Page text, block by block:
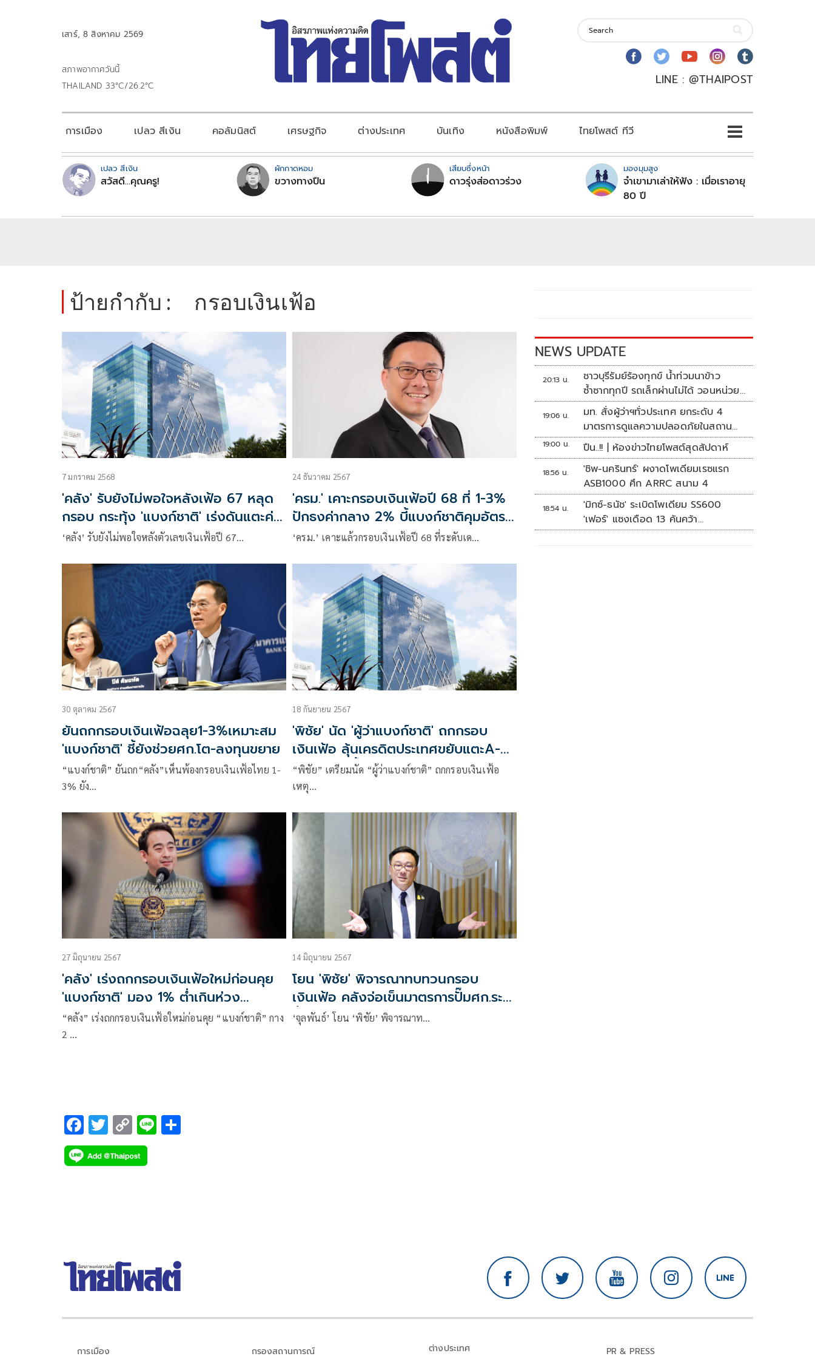
เสาร์, 8 สิงหาคม 2569
สภาพอากาศวันนี้
THAILAND 33°C/26.2°C
LINE : @THAIPOST
การเมือง เปลว สีเงิน คอลัมนิสต์ เศรษฐกิจ ต่างประเทศ บันเทิง หนังสือพิมพ์ ไทยโพสต์ ทีวี
เปลว สีเงิน
สวัสดี...คุณครู!
ผักกาดหอม
ขวางทางปืน
เสียบซึ่งหน้า
ดาวรุ่งส่อดาวร่วง
มองมุมสูง
จำเขามาเล่าให้ฟัง : เมื่อเราอายุ
80 ปี
ป้ายกำกับ : กรอบเงินเฟ้อ
7 มกราคม 2568
'คลัง' รับยังไม่พอใจหลังเฟ้อ 67 หลุด
กรอบ กระทุ้ง 'แบงก์ชาติ' เร่งดันแตะค่า
กลาง 2%
‘คลัง’ รับยังไม่พอใจหลังตัวเลขเงินเฟ้อปี 67…
24 ธันวาคม 2567
'ครม.' เคาะกรอบเงินเฟ้อปี 68 ที่ 1-3%
ปักธงค่ากลาง 2% บี้แบงก์ชาติคุมอัตรา
แลกเปลี่ยน
‘ครม.’ เคาะแล้วกรอบเงินเฟ้อปี 68 ที่ระดับเด…
30 ตุลาคม 2567
ยันถกกรอบเงินเฟ้อฉลุย1-3%เหมาะสม
'แบงก์ชาติ' ชี้ยังช่วยศก.โต-ลงทุนขยาย
“แบงก์ชาติ” ยันถก“คลัง”เห็นพ้องกรอบเงินเฟ้อไทย 1-
3% ยัง…
18 กันยายน 2567
'พิชัย' นัด 'ผู้ว่าแบงก์ชาติ' ถกกรอบ
เงินเฟ้อ ลุ้นเครดิตประเทศขยับแตะA-
หลังศก.ขาขึ้น
“พิชัย” เตรียมนัด “ผู้ว่าแบงก์ชาติ” ถกกรอบเงินเฟ้อ
เหตุ…
27 มิถุนายน 2567
'คลัง' เร่งถกกรอบเงินเฟ้อใหม่ก่อนคุย
'แบงก์ชาติ' มอง 1% ต่ำเกินห่วง
เศรษฐกิจหนืด หวังการเงินเข้าเสริม
“คลัง” เร่งถกกรอบเงินเฟ้อใหม่ก่อนคุย “แบงก์ชาติ” กาง
2 …
14 มิถุนายน 2567
โยน 'พิชัย' พิจารณาทบทวนกรอบ
เงินเฟ้อ คลังจ่อเข็นมาตรการปั๊มศก.ระยะ
สั้นเพิ่มบูมจีดีพีไทย
‘จุลพันธ์’ โยน ‘พิชัย’ พิจารณาท…
F
ac
e
T
wi
tt
C
o
p
Li
NEWS UPDATE
20:13 น.
ชาวบุรีรัมย์ร้องทุกข์ น้ำท่วมนาข้าว
ซ้ำซากทุกปี รถเล็กผ่านไม่ได้ วอนหน่วย
งานเร่งแก้ไข
19:06 น.
มท. สั่งผู้ว่าฯทั่วประเทศ ยกระดับ 4
มาตรการดูแลความปลอดภัยในสถาน
ศึกษา
19:00 น. ปืน..!! | ห้องข่าวไทยโพสต์สุดสัปดาห์
18:56 น.
'ชิพ-นครินทร์' ผงาดโพเดียมเรซแรก
ASB1000 ศึก ARRC สนาม 4
18:54 น.
'มิกซ์-ธนัช' ระเบิดโพเดียม SS600
'เฟอร์' แซงเดือด 13 คันคว้า
แต้ม ศึก ARRC สนาม 4
การเมือง กรองสถานการณ์
ต่างประเทศ
PR & PRESS